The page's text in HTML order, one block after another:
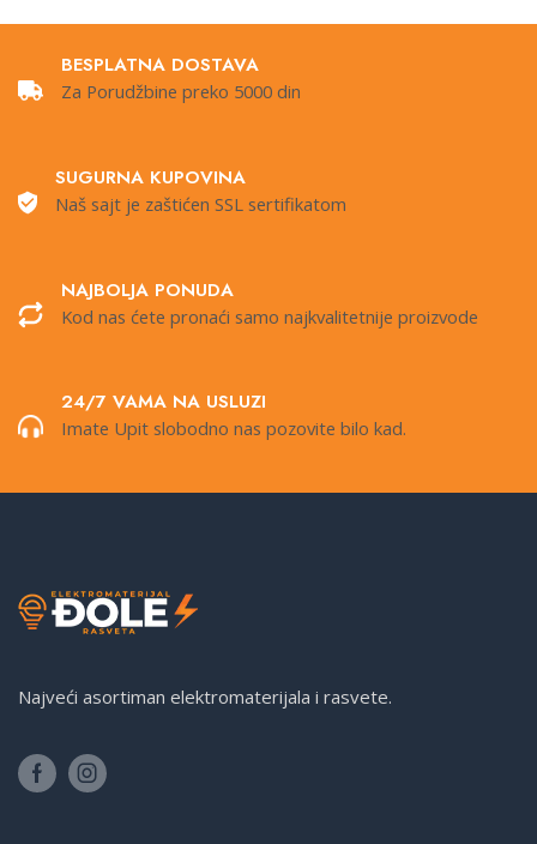
BESPLATNA DOSTAVA
Za Porudžbine preko 5000 din
SUGURNA KUPOVINA
Naš sajt je zaštićen SSL sertifikatom
NAJBOLJA PONUDA
Kod nas ćete pronaći samo najkvalitetnije proizvode
24/7 VAMA NA USLUZI
Imate Upit slobodno nas pozovite bilo kad.
Najveći asortiman elektromaterijala i rasvete.